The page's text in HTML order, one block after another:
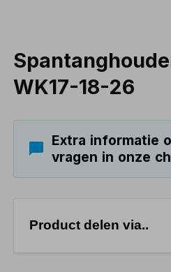
WK17-18-26
Extra informatie
vragen in onze
Product delen via..